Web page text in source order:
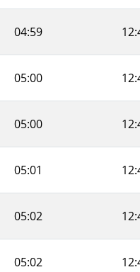
04:59
05:00
05:00
05:01
05:02
05:02